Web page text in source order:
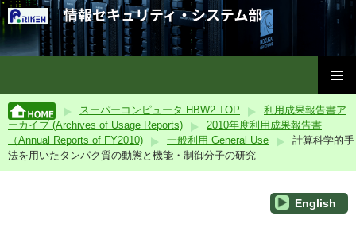
ニュー
ン
テ
ン
ツ
へ
スーパーコンピュータ HBW2 TOP
利用成果報告書ア
ーカイブ (Archives of Usage Reports)
2010年度利用成果報告書
（Annual Reports of FY2010)
一般利用 General Use
計算科学的手
法を用いたタンパク質の動態と機能・制御分子の研究
English